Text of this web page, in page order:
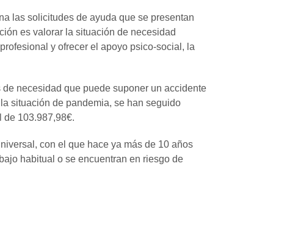
las solicitudes de ayuda que se presentan
es valorar la situación de necesidad
y ofrecer el apoyo psico-social, la
necesidad que puede suponer un accidente
situación de pandemia, se han seguido
de 103.987,98€.
con el que hace ya más de 10 años
habitual o se encuentran en riesgo de